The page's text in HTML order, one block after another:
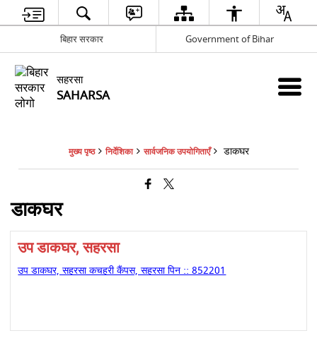
बिहार सरकार Government of Bihar
सहरसा
SAHARSA
मुख्य पृष्ठ निर्देशिका सार्वजनिक उपयोगिताएँ डाकघर
डाकघर
उप डाकघर, सहरसा
उप डाकघर, सहरसा कचहरी कैंपस, सहरसा पिन :: 852201